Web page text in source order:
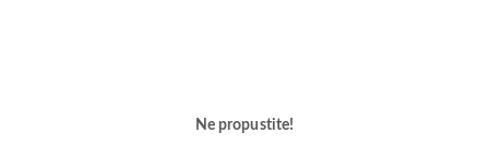
Ne propustite!